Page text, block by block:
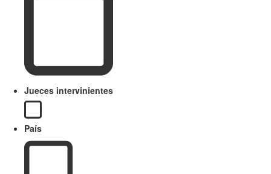
Jueces intervinientes
País